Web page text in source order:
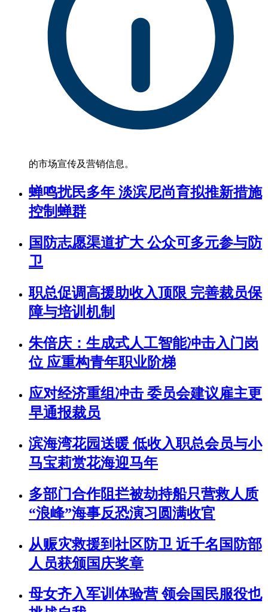
的市场宣传及营销信息。
蝉鸣扰民多年 淡滨尼尚育拟推新措施
控制蝉群
国防志愿渠道扩大 公众可多元参与防
卫
职总促调高援助收入顶限 完善裁员保
障与培训机制
朱倍庆：生成式人工智能冲击入门岗
位 应重构青年职业阶梯
应对经济重组冲击 委员会建议雇主更
早通报裁员
滨海湾花园送暖 低收入职总会员与小
马宝莉赏花海迎马年
多部门合作阻拦被劫持船只营救人质
“浪峰”海事反恐演习圆满收官
从赈灾救援到社区防卫 近千名国防部
人员获颁国庆奖章
母女齐入军训体验营 领会国民服役也